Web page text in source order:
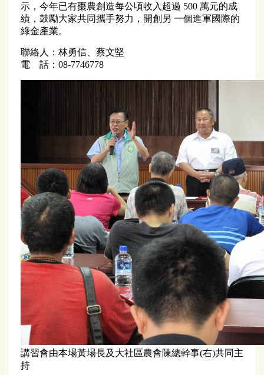
示，今年已有棗農創造每公頃收入超過 500 萬元的成
績，鼓勵大家共同攜手努力，開創另 一個進軍國際的
綠金產業。
聯絡人：林勇信、蔡文堅
電 話：08-7746778
講習會由本場黃場長及大社區農會陳總幹事(右)共同主
持